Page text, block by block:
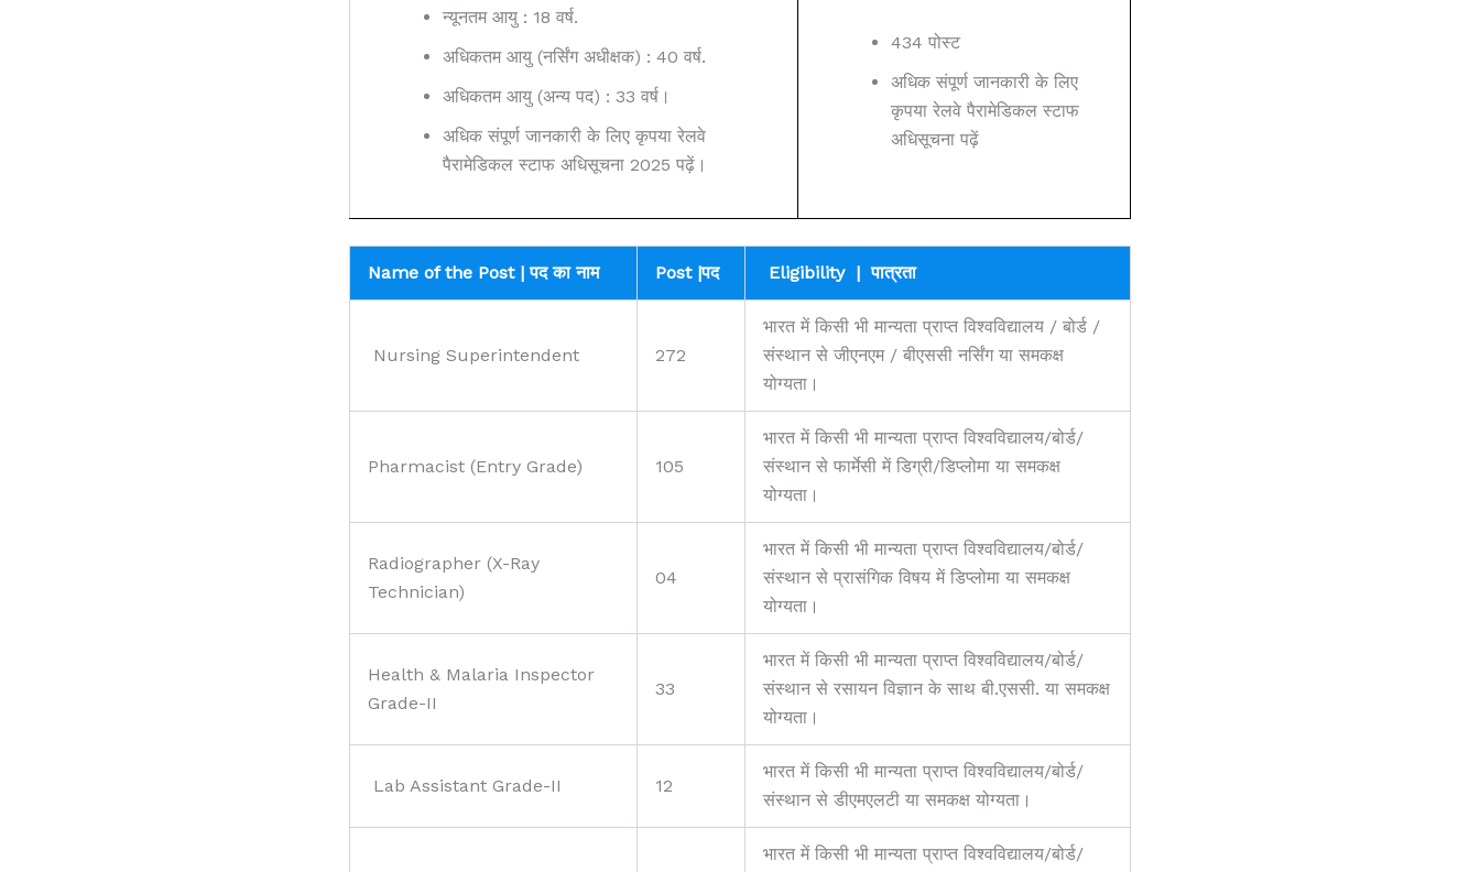
न्यूनतम आयु : 18 वर्ष.
अधिकतम आयु (नर्सिंग अधीक्षक) : 40 वर्ष.
अधिकतम आयु (अन्य पद) : 33 वर्ष।
अधिक संपूर्ण जानकारी के लिए कृपया रेलवे
पैरामेडिकल स्टाफ अधिसूचना 2025 पढ़ें।
434 पोस्ट
अधिक संपूर्ण जानकारी के लिए
कृपया रेलवे पैरामेडिकल स्टाफ
अधिसूचना पढ़ें
Name of the Post | पद का नाम Post |पद Eligibility |पात्रता
Nursing Superintendent 272
भारत में किसी भी मान्यता प्राप्त विश्वविद्यालय / बोर्ड /
संस्थान से जीएनएम / बीएससी नर्सिंग या समकक्ष
योग्यता।
Pharmacist (Entry Grade) 105
भारत में किसी भी मान्यता प्राप्त विश्वविद्यालय/बोर्ड/
संस्थान से फार्मेसी में डिग्री/डिप्लोमा या समकक्ष
योग्यता।
Radiographer (X-Ray
Technician)
04
भारत में किसी भी मान्यता प्राप्त विश्वविद्यालय/बोर्ड/
संस्थान से प्रासंगिक विषय में डिप्लोमा या समकक्ष
योग्यता।
Health & Malaria Inspector
Grade-II
33
भारत में किसी भी मान्यता प्राप्त विश्वविद्यालय/बोर्ड/
संस्थान से रसायन विज्ञान के साथ बी.एससी. या समकक्ष
योग्यता।
Lab Assistant Grade-II 12
भारत में किसी भी मान्यता प्राप्त विश्वविद्यालय/बोर्ड/
संस्थान से डीएमएलटी या समकक्ष योग्यता।
भारत में किसी भी मान्यता प्राप्त विश्वविद्यालय/बोर्ड/